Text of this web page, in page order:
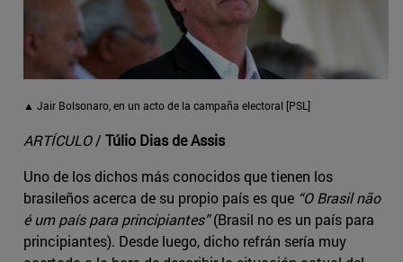
▲ Jair Bolsonaro, en un acto de la campaña electoral [PSL]
ARTÍCULO/ Túlio Dias de Assis
Uno de los dichos más conocidos que tienen los
brasileños acerca de su propio país es que “O Brasil não
é um país para principiantes”(Brasil no es un país para
principiantes). Desde luego, dicho refrán sería muy